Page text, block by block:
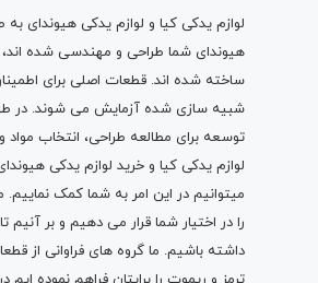
لوازم یدکی کیا و لوازم یدکی هیوندای
هیوندای شما طراحی و مهندسی شده اند،
ساخته شده اند. قطعات اصلی برای
شبیه سازی شده آزمایش می شوند. در
توسعه برای مطالعه طراحی، انتخاب
لوازم یدکی کیا و خرید لوازم یدکی
میتوانیم در این امر به شما کمک نماییم.
را در اختیار شما قرار می دهیم و بر
داشته باشیم. ما گروه های فراوانی از